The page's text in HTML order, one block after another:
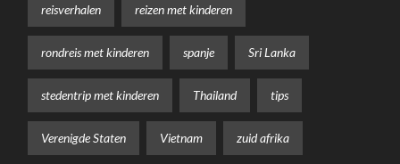
reisverhalen reizen met kinderen
rondreis met kinderen spanje Sri Lanka
stedentrip met kinderen Thailand tips
Verenigde Staten Vietnam zuid afrika